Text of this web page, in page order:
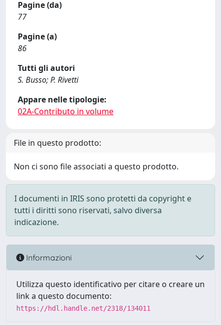
Pagine (da)
77
Pagine (a)
86
Tutti gli autori
S. Busso; P. Rivetti
Appare nelle tipologie:
02A-Contributo in volume
File in questo prodotto:
Non ci sono file associati a questo prodotto.
I documenti in IRIS sono protetti da copyright e
tutti i diritti sono riservati, salvo diversa
indicazione.
Informazioni
Utilizza questo identificativo per citare o creare un
link a questo documento:
https://hdl.handle.net/2318/134011